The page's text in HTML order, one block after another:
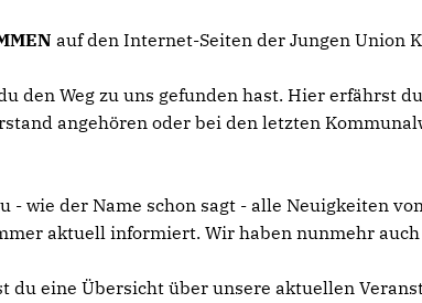
auf den Internet-Seiten der Jungen Union
den Weg zu uns gefunden hast. Hier erfährst
angehören oder bei den letzten
- wie der Name schon sagt - alle Neuigkeiten
aktuell informiert. Wir haben nunmehr
du eine Übersicht über unsere aktuellen